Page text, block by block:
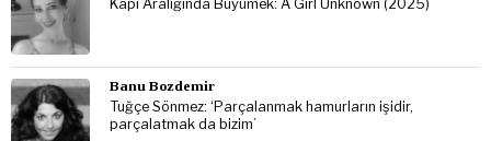
Kapı Aralığında Büyümek: A Girl Unknown (2025)
Banu Bozdemir
Tuğçe Sönmez: ‘Parçalanmak hamurların işidir,
parçalatmak da bizim’